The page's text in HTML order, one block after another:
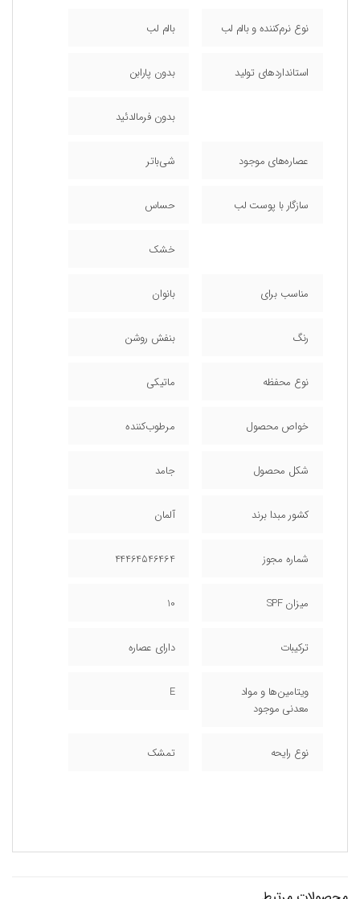
نوع نرم‌کننده و بالم لب بالم لب
استانداردهای تولید بدون پارابن
بدون فرمالدئید
عصاره‌های موجود شی‌باتر
سازگار با پوست‌ لب حساس
خشک
مناسب برای بانوان
رنگ بنفش روشن
نوع محفظه ماتیکی
خواص محصول مرطوب‌کننده
شکل محصول جامد
کشور مبدا برند آلمان
شماره مجوز 44464546464
میزان SPF 10
ترکیبات دارای عصاره
ویتامین‌ها و مواد
معدنی موجود
E
نوع رایحه تمشک